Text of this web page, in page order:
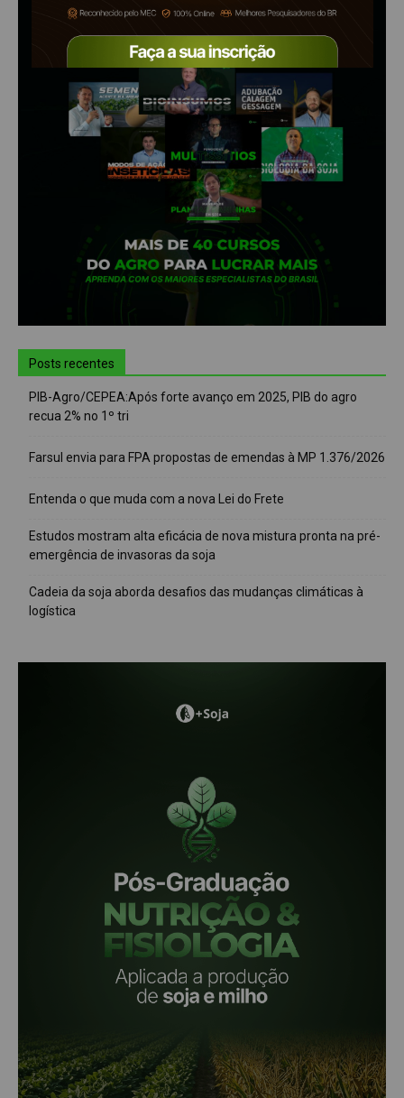
Posts recentes
PIB-Agro/CEPEA:Após forte avanço em 2025, PIB do agro
recua 2% no 1º tri
Farsul envia para FPA propostas de emendas à MP 1.376/2026
Entenda o que muda com a nova Lei do Frete
Estudos mostram alta eficácia de nova mistura pronta na pré-
emergência de invasoras da soja
Cadeia da soja aborda desafios das mudanças climáticas à
logística